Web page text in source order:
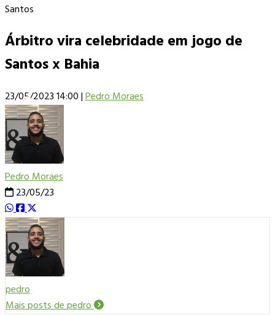
Santos
Árbitro vira celebridade em jogo de
Santos x Bahia
23/05/2023 14:00|Pedro Moraes
Pedro Moraes
23/05/23
pedro
Mais posts de pedro